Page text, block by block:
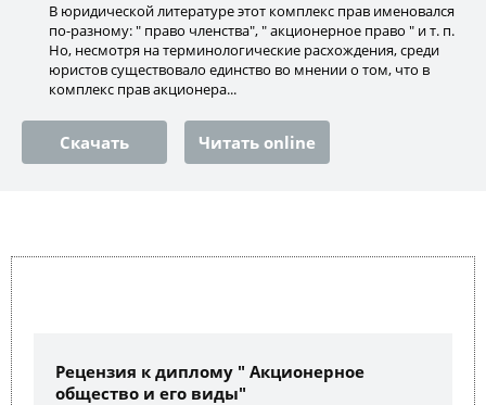
В юридической литературе этот комплекс прав именовался
по-разному: " право членства", " акционерное право " и т. п.
Но, несмотря на терминологические расхождения, среди
юристов существовало единство во мнении о том, что в
комплекс прав акционера...
Скачать Читать online
Рецензия к диплому " Акционерное
общество и его виды"